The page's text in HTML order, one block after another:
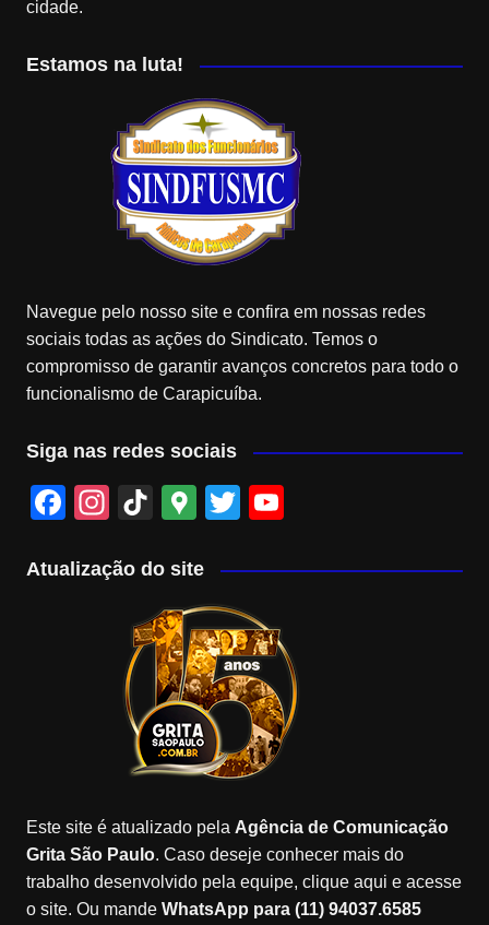
cidade.
Estamos na luta!
Navegue pelo nosso site e confira em nossas redes
sociais todas as ações do Sindicato. Temos o
compromisso de garantir avanços concretos para todo o
funcionalismo de Carapicuíba.
Siga nas redes sociais
F
c
In
a
m
Ti
T
o
k
G
o
gl
e
M
a
p
s
T
tt
er
u
u
b
e
C
a
n
n
Atualização do site
Este site é atualizado pela Agência de Comunicação
Grita São Paulo. Caso deseje conhecer mais do
trabalho desenvolvido pela equipe, clique aqui e acesse
o site. Ou mande WhatsApp para (11) 94037.6585